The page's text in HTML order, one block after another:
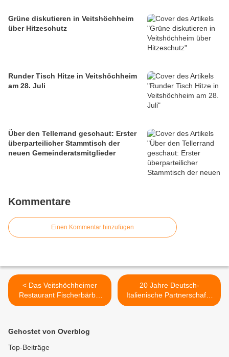
Grüne diskutieren in Veitshöchheim
über Hitzeschutz
Runder Tisch Hitze in Veitshöchheim
am 28. Juli
Über den Tellerrand geschaut: Erster
überparteilicher Stammtisch der
neuen Gemeinderatsmitglieder
Kommentare
Einen Kommentar hinzufügen
< Das Veitshöchheimer
Restaurant Fischerbärbel
hat eine über 80jährige
20 Jahre Deutsch-
Italienische Partnerschaft -
Schüleraustausch der
Gehostet von Overblog
Top-Beiträge